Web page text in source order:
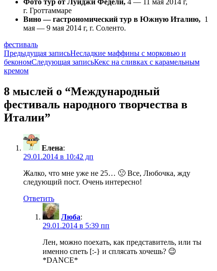
г. Гроттаммаре
Вино — гастрономический тур в Южную Италию, 1
мая — 9 мая 2014 г, г. Соленто.
фестиваль
Навигация
по
Предыдущая записьНесладкие маффины с морковью и
бекономСледующая записьКекс на сливках с карамельным
кремом
8 мыслей о “Международный
фестиваль народного творчества в
Италии”
Елена:
29.01.2014 в 10:42 дп
Жалко, что мне уже не 25… 🙁 Все, Любочка, жду
следующий пост. Очень интересно!
Ответить
Люба:
29.01.2014 в 5:39 пп
Лен, можно поехать, как представитель, или ты
именно спеть [:-} и сплясать хочешь? 😉
*DANCE*